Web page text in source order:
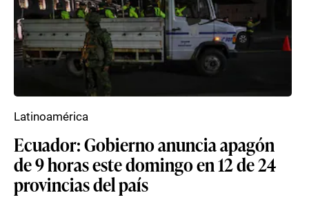
Ecuador: Gobierno anuncia apagón
de 9 horas este domingo en 12 de 24
provincias del país
Latinoamérica